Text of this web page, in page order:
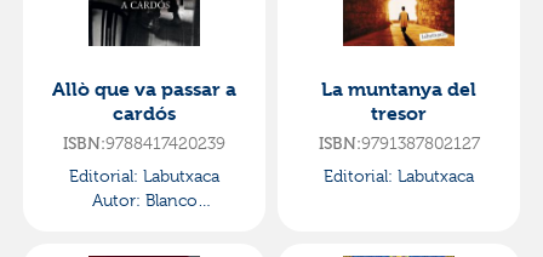
Allò que va passar a
cardós
ISBN:9788417420239
Editorial: Labutxaca
Autor: Blanco
La muntanya del
tresor
ISBN:9791387802127
Editorial: Labutxaca